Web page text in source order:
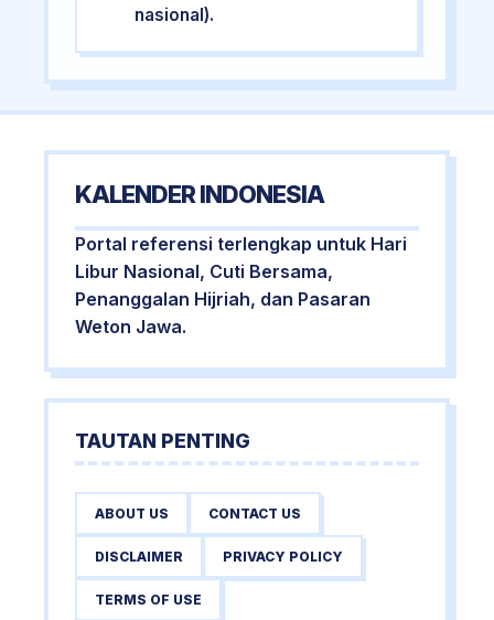
nasional).
KALENDER INDONESIA
Portal referensi terlengkap untuk Hari
Libur Nasional, Cuti Bersama,
Penanggalan Hijriah, dan Pasaran
Weton Jawa.
TAUTAN PENTING
ABOUT US CONTACT US
DISCLAIMER PRIVACY POLICY
TERMS OF USE